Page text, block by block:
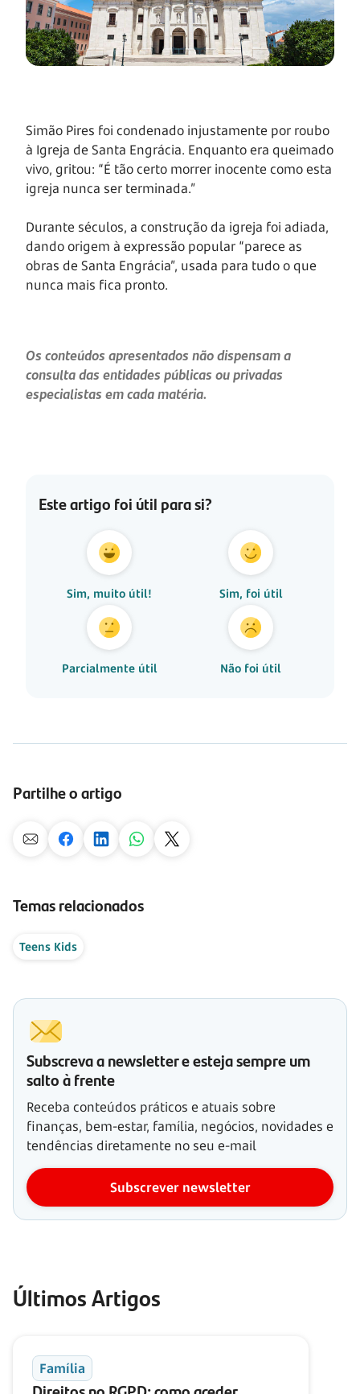
Simão Pires foi condenado injustamente por roubo
à Igreja de Santa Engrácia. Enquanto era queimado
vivo, gritou: “É tão certo morrer inocente como esta
igreja nunca ser terminada.”
Durante séculos, a construção da igreja foi adiada,
dando origem à expressão popular “parece as
obras de Santa Engrácia”, usada para tudo o que
nunca mais fica pronto.
Os conteúdos apresentados não dispensam a
consulta das entidades públicas ou privadas
especialistas em cada matéria.
Este artigo foi útil para si?
Sim, muito útil! Sim, foi útil
Parcialmente útil Não foi útil
Partilhe o artigo
Temas relacionados
Teens Kids
Subscreva a newsletter e esteja sempre um
salto à frente
Receba conteúdos práticos e atuais sobre
finanças, bem-estar, família, negócios, novidades e
tendências diretamente no seu e-mail
Subscrever newsletter
Últimos Artigos
Família